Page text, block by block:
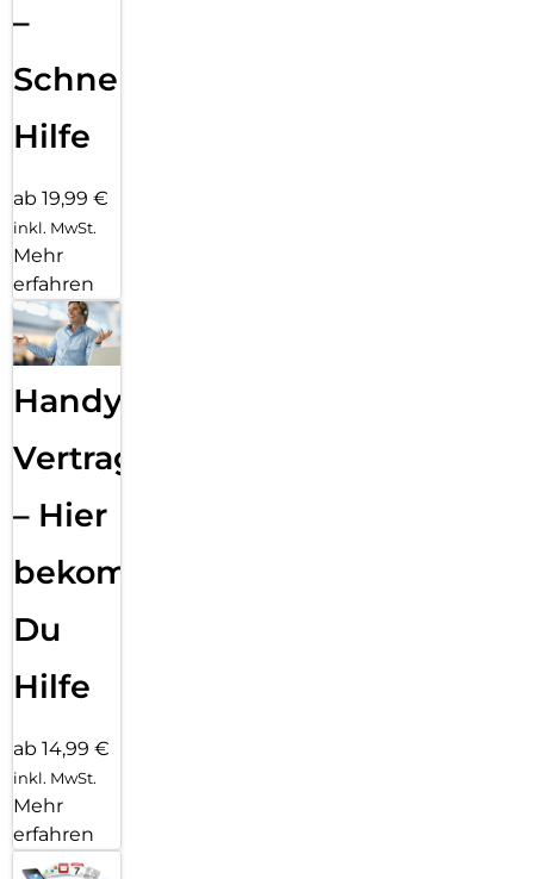
–
Schnelle
Hilfe
ab 19,99 €
inkl. MwSt.
Mehr
erfahren
Handy
Vertragsabwicklung
– Hier
bekommst
Du
Hilfe
ab 14,99 €
inkl. MwSt.
Mehr
erfahren